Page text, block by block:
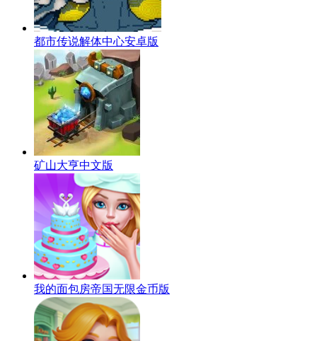
都市传说解体中心安卓版
矿山大亨中文版
我的面包房帝国无限金币版